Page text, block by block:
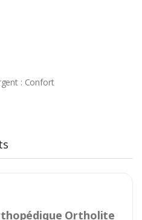
: Confort
Ortholite